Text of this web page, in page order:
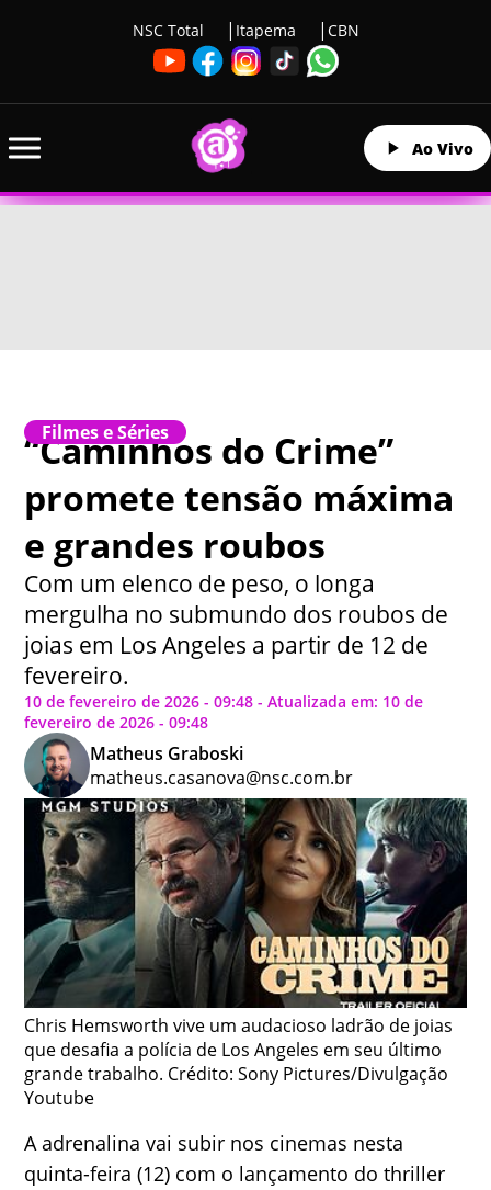
NSC Total Itapema CBN
Ao Vivo
Filmes e Séries
“Caminhos do Crime”
promete tensão máxima
e grandes roubos
Com um elenco de peso, o longa
mergulha no submundo dos roubos de
joias em Los Angeles a partir de 12 de
fevereiro.
10 de fevereiro de 2026 - 09:48 - Atualizada em: 10 de
fevereiro de 2026 - 09:48
Matheus Graboski
matheus.casanova@nsc.com.br
Chris Hemsworth vive um audacioso ladrão de joias
que desafia a polícia de Los Angeles em seu último
grande trabalho. Crédito: Sony Pictures/Divulgação
Youtube
A adrenalina vai subir nos cinemas nesta
quinta-feira (12) com o lançamento do thriller